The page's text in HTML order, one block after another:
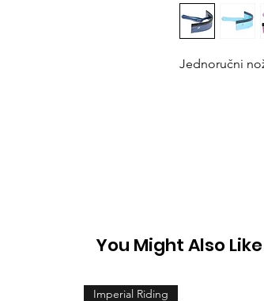
Jednoručni
You Might Also Like
Imperial Riding